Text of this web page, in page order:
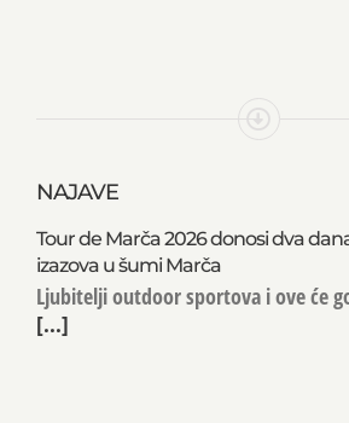
NAJAVE
Tour de Marča 2026 donosi dva
izazova u šumi Marča
Ljubitelji outdoor sportova i ove će
[...]